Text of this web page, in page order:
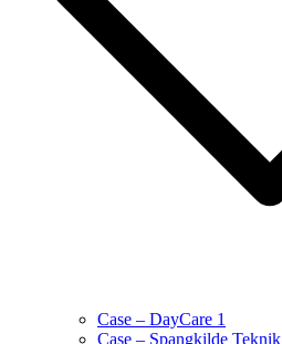
Case – DayCare 1
Case – Spangkilde Teknik